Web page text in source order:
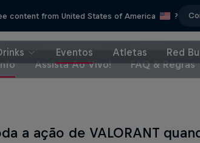
content from United States of America ?
Eventos Atletas
Red
Assista Ao Vivo! FAQ & Regras
a ação de VALORANT